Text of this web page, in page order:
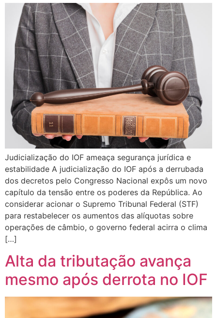
Judicialização do IOF ameaça segurança jurídica e
estabilidade A judicialização do IOF após a derrubada
dos decretos pelo Congresso Nacional expôs um novo
capítulo da tensão entre os poderes da República. Ao
considerar acionar o Supremo Tribunal Federal (STF)
para restabelecer os aumentos das alíquotas sobre
operações de câmbio, o governo federal acirra o clima
[…]
Alta da tributação avança
mesmo após derrota no IOF